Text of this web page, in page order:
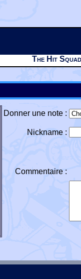
The Hit
Donner une note :
Nickname :
Commentaire :